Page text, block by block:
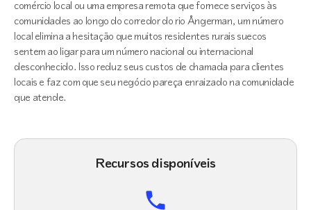
comércio local ou uma empresa remota que fornece serviços às
comunidades ao longo do corredor do rio Ångerman, um número
local elimina a hesitação que muitos residentes rurais suecos
sentem ao ligar para um número nacional ou internacional
desconhecido. Isso reduz seus custos de chamada para clientes
locais e faz com que seu negócio pareça enraizado na comunidade
que atende.
Recursos disponíveis